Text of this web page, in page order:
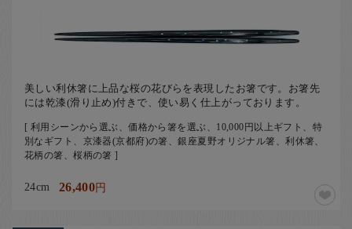
美しい利休箸に上品な桜の花びらを表現したお箸です。お箸先
には乾漆(滑り止め)付きで、使い易く仕上がっております。
[ 利用シーンから選ぶ、価格から箸を選ぶ、10,000円以上ギフト、特
別なギフト、京漆器(京都府)の箸、銀座夏野オリジナル箸、利休箸、
花柄の箸、桜柄の箸 ]
24cm 26,400円